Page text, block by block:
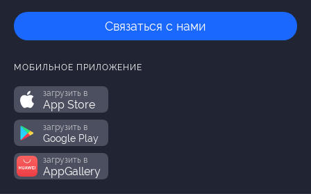
Связаться с нами
МОБИЛЬНОЕ ПРИЛОЖЕНИЕ
загрузить в
App Store
загрузить в
Google Play
загрузить в
AppGallery